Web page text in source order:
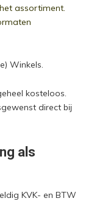
assortiment.
Winkels.
kosteloos.
direct bij
als
KVK- en BTW